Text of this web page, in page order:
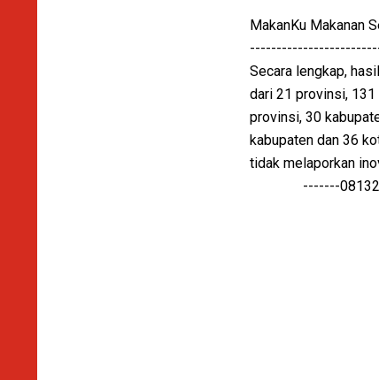
MakanKu Makanan
Secara lengkap,
dari 21 provinsi, 131
provinsi, 30
kabupaten dan 36
tidak melaporkan
-------